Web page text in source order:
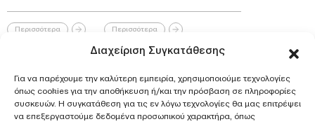
Διαχείριση Συγκατάθεσης
Για να παρέχουμε την καλύτερη εμπειρία, χρησιμοποιούμε τεχνολογίες
όπως cookies για την αποθήκευση ή/και την πρόσβαση σε πληροφορίες
συσκευών. Η συγκατάθεση για τις εν λόγω τεχνολογίες θα μας επιτρέψει
να επεξεργαστούμε δεδομένα προσωπικού χαρακτήρα, όπως
Περισσότερα Περισσότερα
ΧΩΡΑΪΤΗΣ ΝΙΚΟΛΑΟΣΜΑΛΛΙΑΡΟΣ ΝΙΚΟΛΑΟΣ